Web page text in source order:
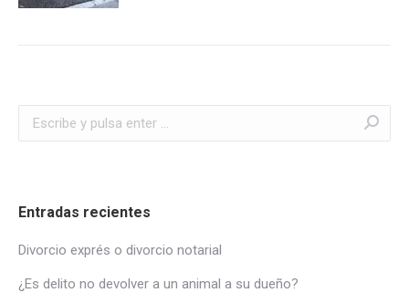
Buscar:
Entradas recientes
Divorcio exprés o divorcio notarial
¿Es delito no devolver a un animal a su dueño?